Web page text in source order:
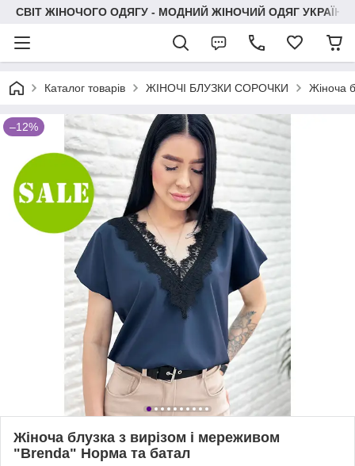
СВІТ ЖІНОЧОГО ОДЯГУ - МОДНИЙ ЖІНОЧИЙ ОДЯГ УКРАЇНИ
Каталог товарів ЖІНОЧІ БЛУЗКИ СОРОЧКИ Жіноча
–12%
Жіноча блузка з вирізом і мереживом
"Brenda" Норма та батал